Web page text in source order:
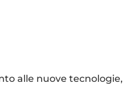
alle nuove tecnologie,